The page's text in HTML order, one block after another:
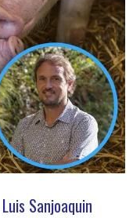
Sanjoaquin